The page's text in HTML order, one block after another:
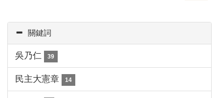
關鍵詞
吳乃仁 39
民主大憲章 14